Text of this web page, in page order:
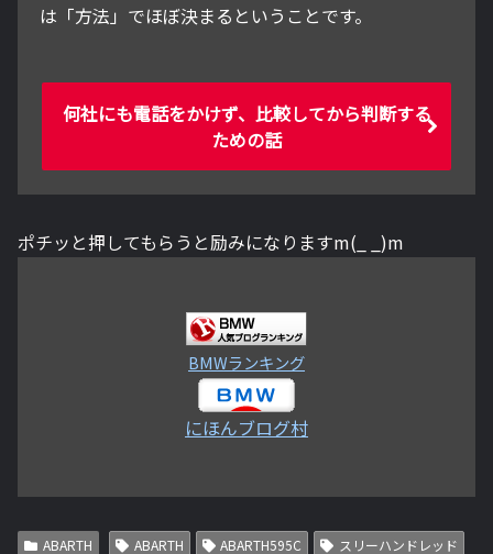
は「方法」でほぼ決まるということです。
何社にも電話をかけず、比較してから判断する
ための話
ポチッと押してもらうと励みになりますm(_ _)m
BMWランキング
にほんブログ村
ABARTH ABARTH ABARTH595C
スリーハンドレッド